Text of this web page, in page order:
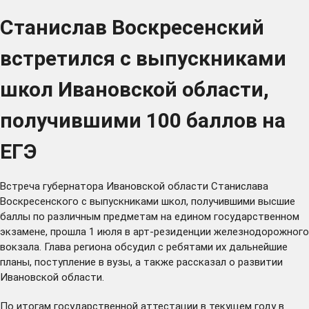
Станислав Воскресенский
встретился с выпускниками
школ Ивановской области,
получившими 100 баллов на
ЕГЭ
Встреча губернатора Ивановской области Станислава
Воскресенского с выпускниками школ, получившими высшие
баллы по различным предметам на едином государственном
экзамене, прошла 1 июля в арт-резиденции железнодорожного
вокзала. Глава региона обсудил с ребятами их дальнейшие
планы, поступление в вузы, а также рассказал о развитии
Ивановской области.
По итогам государственной аттестации в текущем году в